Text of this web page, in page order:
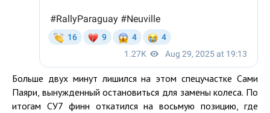
Больше двух минут лишился на этом спецучастке Сами
Паяри, вынужденный остановиться для замены колеса. По
итогам СУ7 финн откатился на восьмую позицию, где